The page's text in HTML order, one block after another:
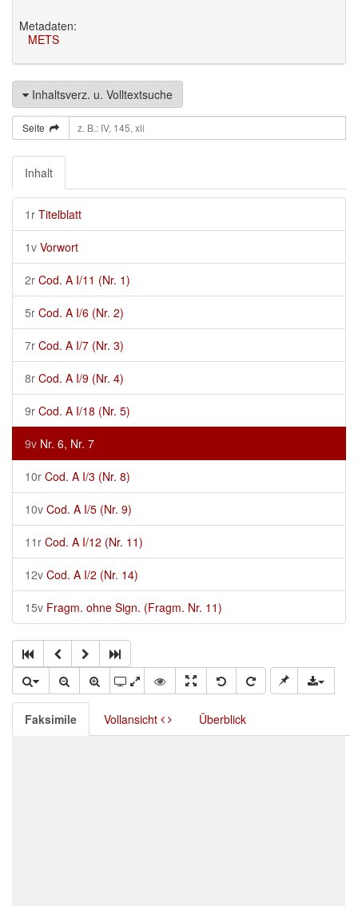
Metadaten:
METS
Inhaltsverz. u. Volltextsuche
Seite
Inhalt
1r Titelblatt
1v Vorwort
2r Cod. A I/11 (Nr. 1)
5r Cod. A I/6 (Nr. 2)
7r Cod. A I/7 (Nr. 3)
8r Cod. A I/9 (Nr. 4)
9r Cod. A I/18 (Nr. 5)
9v Nr. 6, Nr. 7
10r Cod. A I/3 (Nr. 8)
10v Cod. A I/5 (Nr. 9)
11r Cod. A I/12 (Nr. 11)
12v Cod. A I/2 (Nr. 14)
15v Fragm. ohne Sign. (Fragm. Nr. 11)
Faksimile Vollansicht Überblick